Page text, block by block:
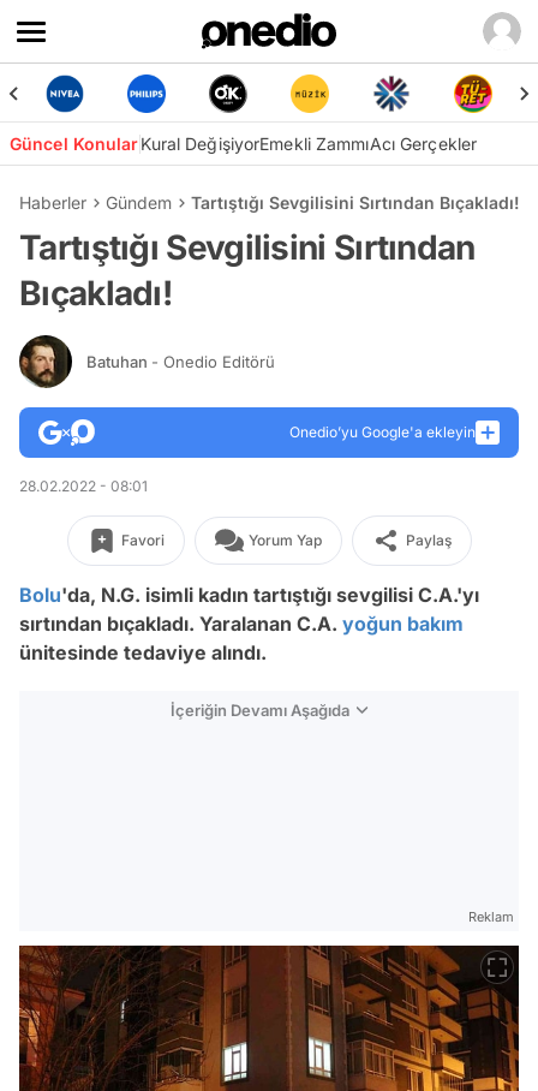
Güncel KonularKural DeğişiyorEmekli ZammıAcı Gerçekler
Haberler Gündem Tartıştığı Sevgilisini Sırtından Bıçakladı!
Tartıştığı Sevgilisini Sırtından
Bıçakladı!
Batuhan - Onedio Editörü
Onedio’yu Google'a ekleyin
28.02.2022 - 08:01
Favori Yorum Yap Paylaş
Bolu'da, N.G. isimli kadın tartıştığı sevgilisi C.A.'yı
sırtından bıçakladı. Yaralanan C.A. yoğun bakım
ünitesinde tedaviye alındı.
İçeriğin Devamı Aşağıda
Reklam